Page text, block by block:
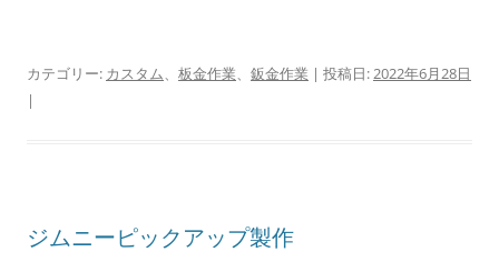
カテゴリー: カスタム、 板金作業、 鈑金作業 | 投稿日:2022年6月28日
|
ジムニーピックアップ製作